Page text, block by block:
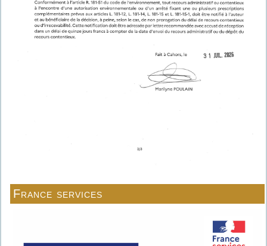
France services